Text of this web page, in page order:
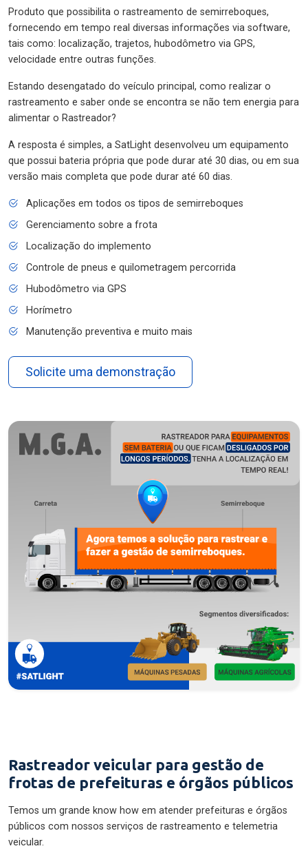
Produto que possibilita o rastreamento de semirreboques,
fornecendo em tempo real diversas informações via software,
tais como: localização, trajetos, hubodômetro via GPS,
velocidade entre outras funções.
Estando desengatado do veículo principal, como realizar o
rastreamento e saber onde se encontra se não tem energia para
alimentar o Rastreador?
A resposta é simples, a SatLight desenvolveu um equipamento
que possui bateria própria que pode durar até 30 dias, ou em sua
versão mais completa que pode durar até 60 dias.
Aplicações em todos os tipos de semirreboques
Gerenciamento sobre a frota
Localização do implemento
Controle de pneus e quilometragem percorrida
Hubodômetro via GPS
Horímetro
Manutenção preventiva e muito mais
Solicite uma demonstração
Rastreador veicular para gestão de
frotas de prefeituras e órgãos públicos
Temos um grande know how em atender prefeituras e órgãos
públicos com nossos serviços de rastreamento e telemetria
veicular.